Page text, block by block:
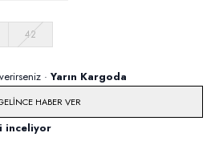
42
· Yarın Kargoda
HABER VER
inceliyor